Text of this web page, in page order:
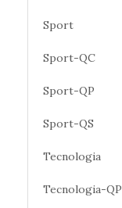
Sport
Sport-QC
Sport-QP
Sport-QS
Tecnologia
Tecnologia-QP